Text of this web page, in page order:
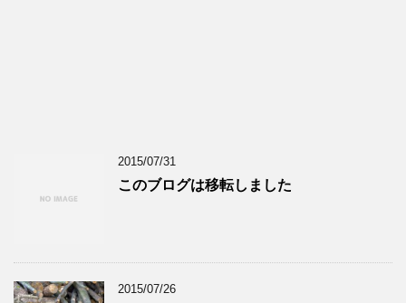
2015/07/31
このブログは移転しました
2015/07/26